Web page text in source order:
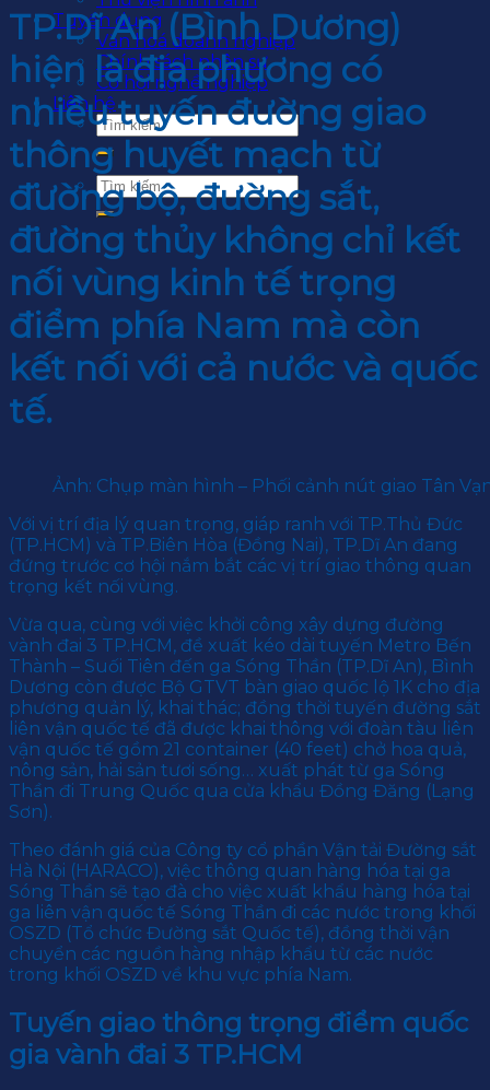
Tuyển dụng
Văn hoá doanh nghiệp
Chính sách nhân sự
Cơ hội nghề nghiệp
Liên hệ
TP.Dĩ An (Bình Dương)
hiện là địa phương có
nhiều tuyến đường giao
thông huyết mạch từ
đường bộ, đường sắt,
đường thủy không chỉ kết
nối vùng kinh tế trọng
điểm phía Nam mà còn
kết nối với cả nước và quốc
tế.
Ảnh: Chụp màn hình – Phối cảnh nút giao Tân
Với vị trí địa lý quan trọng, giáp ranh với TP.Thủ Đức
(TP.HCM) và TP.Biên Hòa (Đồng Nai), TP.Dĩ An đang
đứng trước cơ hội nắm bắt các vị trí giao thông quan
trọng kết nối vùng.
Vừa qua, cùng với việc khởi công xây dựng đường
vành đai 3 TP.HCM, đề xuất kéo dài tuyến Metro Bến
Thành – Suối Tiên đến ga Sóng Thần (TP.Dĩ An), Bình
Dương còn được Bộ GTVT bàn giao quốc lộ 1K cho địa
phương quản lý, khai thác; đồng thời tuyến đường sắt
liên vận quốc tế đã được khai thông với đoàn tàu liên
vận quốc tế gồm 21 container (40 feet) chở hoa quả,
nông sản, hải sản tươi sống… xuất phát từ ga Sóng
Thần đi Trung Quốc qua cửa khẩu Đồng Đăng (Lạng
Sơn).
Theo đánh giá của Công ty cổ phần Vận tải Đường sắt
Hà Nội (HARACO), việc thông quan hàng hóa tại ga
Sóng Thần sẽ tạo đà cho việc xuất khẩu hàng hóa tại
ga liên vận quốc tế Sóng Thần đi các nước trong khối
OSZD (Tổ chức Đường sắt Quốc tế), đồng thời vận
chuyển các nguồn hàng nhập khẩu từ các nước
trong khối OSZD về khu vực phía Nam.
Tuyến giao thông trọng điểm quốc
gia vành đai 3 TP.HCM